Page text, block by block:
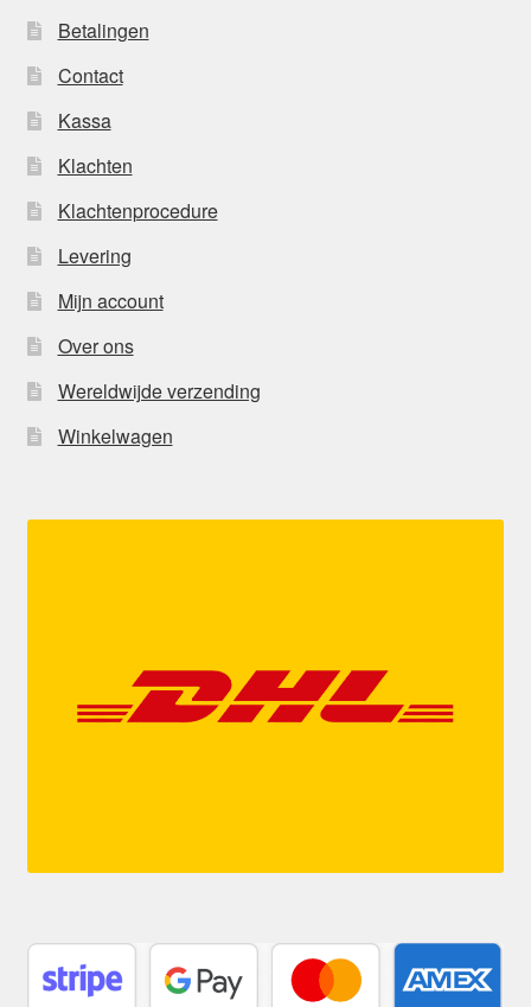
Betalingen
Contact
Kassa
Klachten
Klachtenprocedure
Levering
Mijn account
Over ons
Wereldwijde verzending
Winkelwagen